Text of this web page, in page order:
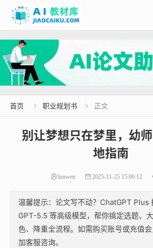
首页  职业规划书  正文
别让梦想只在梦里，幼
地指南
lunwen 2025-11-25 15:06:12
温馨提示：论文写不动？ChatGPT Plus
GPT-5.5 等高级模型，帮你搞定选题、
色、降重全流程。如需购买账号或充值
加客服咨询。